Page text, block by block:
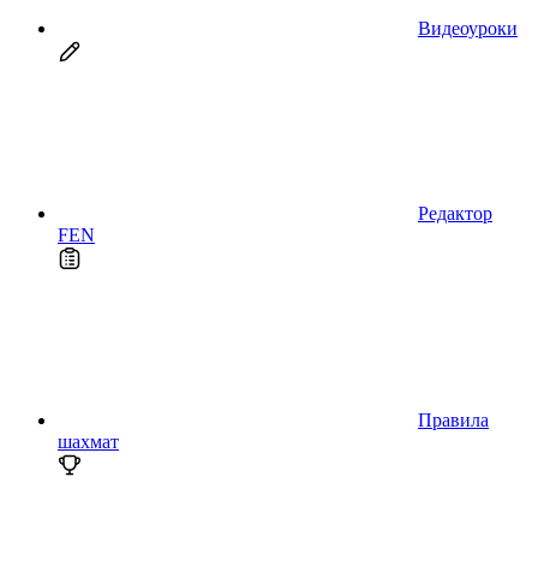
Видеоуроки
Редактор
FEN
Правила
шахмат